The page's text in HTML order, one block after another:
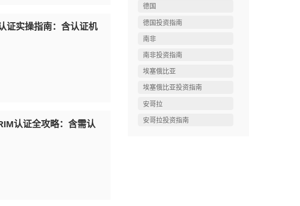
证实操指南：含认证机
认证全攻略：含需认
德国
德国投资指南
南非
南非投资指南
埃塞俄比亚
埃塞俄比亚投资指南
安哥拉
安哥拉投资指南